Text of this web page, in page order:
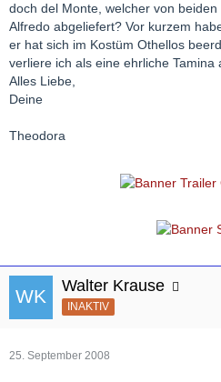
doch del Monte, welcher von
Alfredo abgeliefert? Vor kurzem
er hat sich im Kostüm Othellos
verliere ich als eine ehrliche
Alles Liebe,
Deine
Theodora
Walter Krause
INAKTIV
25. September 2008